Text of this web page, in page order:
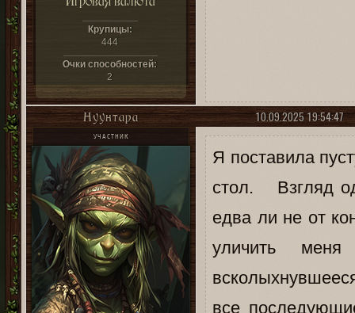
Крупицы:
444
Очки способностей:
2
10.09.2025 19:54:47
Нуунтара
УЧАСТНИК
Я поставила
стол. Взгляд
едва ли не от
уличить
все